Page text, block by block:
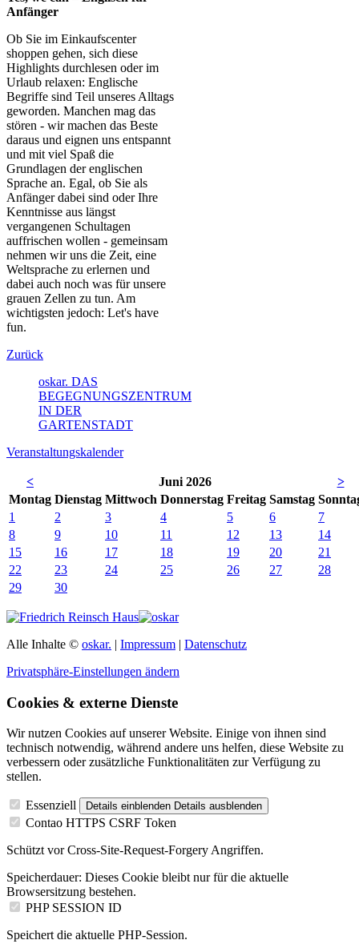
Anfänger
Ob Sie im Einkaufscenter
shoppen gehen, sich diese
Highlights durchlesen oder im
Urlaub relaxen: Englische
Begriffe sind Teil unseres Alltags
geworden. Manchen mag das
stören - wir machen das Beste
daraus und eignen uns entspannt
und mit viel Spaß die
Grundlagen der englischen
Sprache an. Egal, ob Sie als
Anfänger dabei sind oder Ihre
Kenntnisse aus längst
vergangenen Schultagen
auffrischen wollen - gemeinsam
nehmen wir uns die Zeit, eine
Weltsprache zu erlernen und
dabei auch noch was für unsere
grauen Zellen zu tun. Am
wichtigsten jedoch: Let's have
fun.
Zurück
oskar. DAS
BEGEGNUNGSZENTRUM
IN DER
GARTENSTADT
Veranstaltungskalender
< Juni 2026
>
Montag Dienstag Mittwoch Donnerstag Freitag Samstag So
1
2 3 4 5 6
7
8
9 10 11 12 13
14
15
16 17 18 19 20
21
22
23 24 25 26 27
28
29
30
Alle Inhalte © oskar. | Impressum | Datenschutz
Privatsphäre-Einstellungen ändern
Cookies & externe Dienste
Wir nutzen Cookies auf unserer Website. Einige von ihnen sind
technisch notwendig, während andere uns helfen, diese Website zu
verbessern oder zusätzliche Funktionalitäten zur Verfügung zu
stellen.
Essenziell Details einblenden Details ausblenden
Contao HTTPS CSRF Token
Schützt vor Cross-Site-Request-Forgery Angriffen.
Speicherdauer: Dieses Cookie bleibt nur für die aktuelle
Browsersitzung bestehen.
PHP SESSION ID
Speichert die aktuelle PHP-Session.